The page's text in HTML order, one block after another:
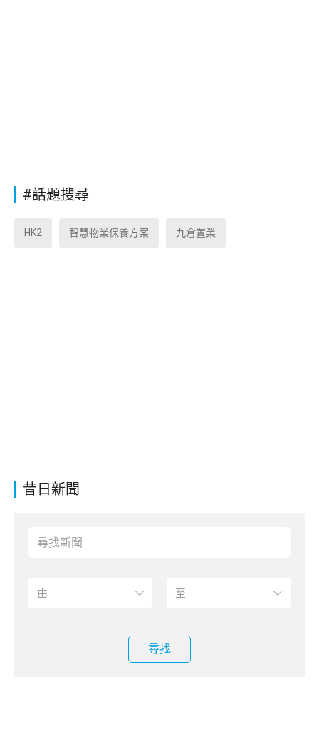
昔日新聞
尋找
#話題搜尋
HK2 智慧物業保養方案 九倉置業